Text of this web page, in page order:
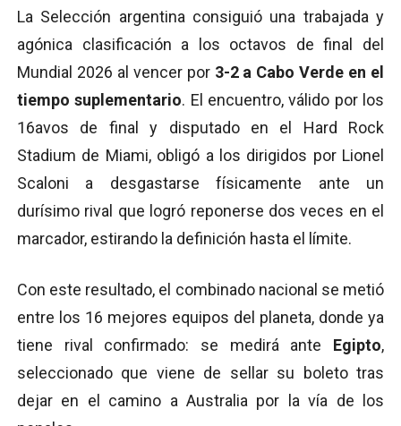
La Selección argentina consiguió una trabajada y
agónica clasificación a los octavos de final del
Mundial 2026 al vencer por 3-2 a Cabo Verde en el
tiempo suplementario. El encuentro, válido por los
16avos de final y disputado en el Hard Rock
Stadium de Miami, obligó a los dirigidos por Lionel
Scaloni a desgastarse físicamente ante un
durísimo rival que logró reponerse dos veces en el
marcador, estirando la definición hasta el límite.
Con este resultado, el combinado nacional se metió
entre los 16 mejores equipos del planeta, donde ya
tiene rival confirmado: se medirá ante Egipto,
seleccionado que viene de sellar su boleto tras
dejar en el camino a Australia por la vía de los